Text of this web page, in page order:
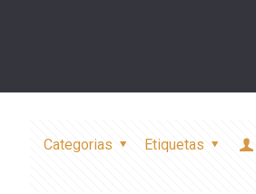
Categorias Etiquetas